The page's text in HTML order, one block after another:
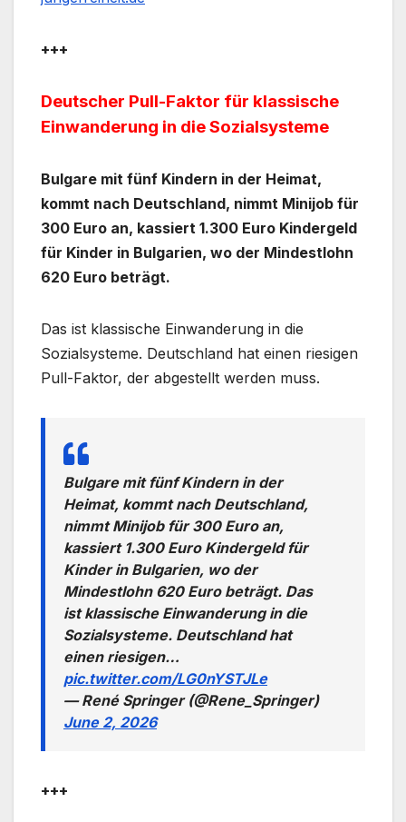
+++
Deutscher Pull-Faktor für klassische
Einwanderung in die Sozialsysteme
Bulgare mit fünf Kindern in der Heimat,
kommt nach Deutschland, nimmt Minijob für
300 Euro an, kassiert 1.300 Euro Kindergeld
für Kinder in Bulgarien, wo der Mindestlohn
620 Euro beträgt.
Das ist klassische Einwanderung in die
Sozialsysteme. Deutschland hat einen riesigen
Pull-Faktor, der abgestellt werden muss.
Bulgare mit fünf Kindern in der
Heimat, kommt nach Deutschland,
nimmt Minijob für 300 Euro an,
kassiert 1.300 Euro Kindergeld für
Kinder in Bulgarien, wo der
Mindestlohn 620 Euro beträgt. Das
ist klassische Einwanderung in die
Sozialsysteme. Deutschland hat
einen riesigen…
pic.twitter.com/LG0nYSTJLe
— René Springer (@Rene_Springer)
June 2, 2026
+++